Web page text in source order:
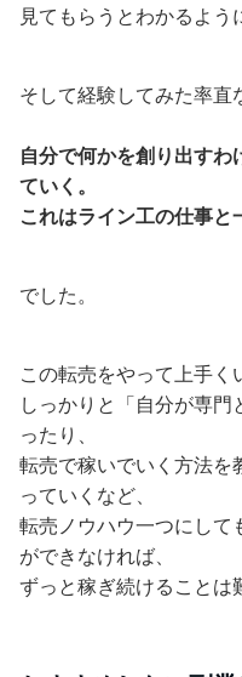
見てもらうとわかるよう
そして経験してみた率直
自分で何かを創り出すわ
ていく。
これはライン工の仕事と
でした。
この転売をやって上手く
しっかりと「自分が専
ったり、
転売で稼いでいく方法を
っていくなど、
転売ノウハウ一つにして
ができなければ、
ずっと稼ぎ続けることは